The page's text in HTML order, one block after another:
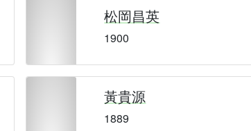
松岡昌英
1900
黃貴源
1889